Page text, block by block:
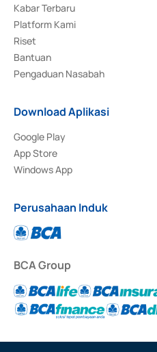
Kabar Terbaru
Platform Kami
Riset
Bantuan
Pengaduan Nasabah
Download Aplikasi
Google Play
App Store
Windows App
Perusahaan Induk
BCA Group